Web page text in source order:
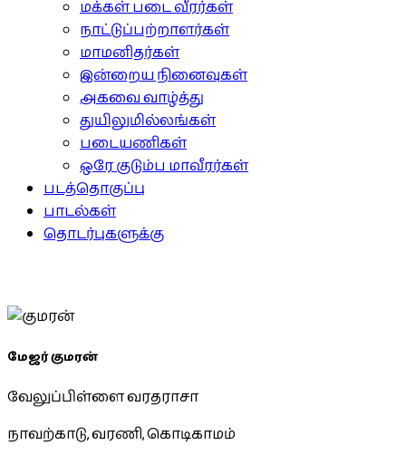
மக்கள் படை வீரர்கள்
நாட்டுப்பற்றாளர்கள்
மாமனிதர்கள்
இன்றைய நினைவுகள்
அகவை வாழ்த்து
துயிலுமில்லங்கள்
படையணிகள்
ஒரே குடும்ப மாவீரர்கள்
படத்தொகுப்பு
பாடல்கள்
தொடர்புகளுக்கு
மேஜர் குமரன்
வேலுப்பிள்ளை வரதராசா
நாவற்காடு, வரணி, கொடிகாமம்